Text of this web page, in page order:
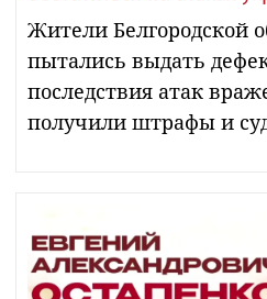
Жители Белгородской
пытались выдать
последствия атак
получили штрафы и